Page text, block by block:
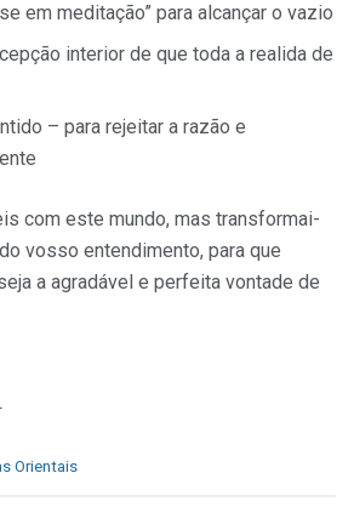
em meditação” para alcançar o vazio
interior de que toda a realida de
– para rejeitar a razão e
com este mundo, mas transformai-
vosso entendimento, para que
a agradável e perfeita vontade de
Orientais